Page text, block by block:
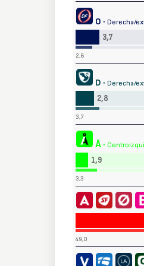
O · Derecha/
3,7
2,6
D · Derecha/
2,8
3,7
Å ·
1,9
3,3
49,0